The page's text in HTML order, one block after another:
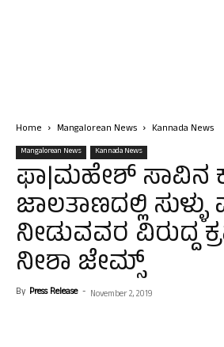
Home Mangalorean News Kannada News
Mangalorean News Kannada News
ಫಾ|ಮಹೇಶ್ ಸಾವಿನ
ಜಾಲತಾಣದಲ್ಲಿ
ನೀಡುವವರ ವಿರುದ್ದ
ನೀಶಾ ಜೇಮ್ಸ್
By Press Release - November 2, 2019